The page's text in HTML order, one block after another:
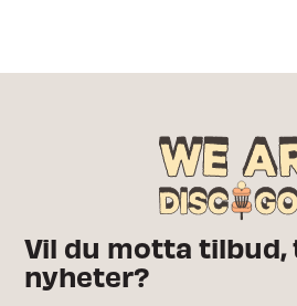
Vil du motta tilbud,
nyheter?